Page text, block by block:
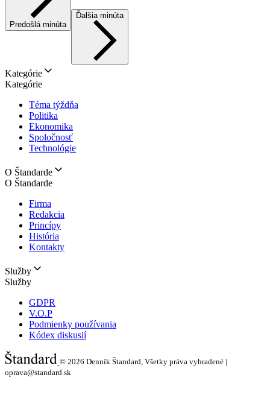
Predošlá minúta
Ďalšia minúta
Kategórie
Kategórie
Téma týždňa
Politika
Ekonomika
Spoločnosť
Technológie
O Štandarde
O Štandarde
Firma
Redakcia
Princípy
História
Kontakty
Služby
Služby
GDPR
V.O.P
Podmienky používania
Kódex diskusií
© 2026 Denník Štandard, Všetky práva vyhradené |
oprava@standard.sk